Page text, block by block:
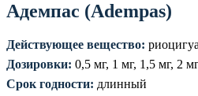
Адемпас (Adempas)
Действующее вещество:
Дозировки: 0,5 мг, 1 мг, 1,5 мг, 2
Срок годности: длинный